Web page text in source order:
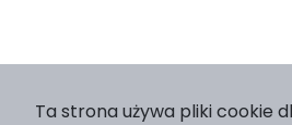
Ta strona używa pliki cookie